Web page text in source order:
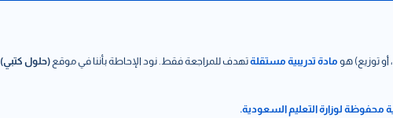
أو توزيع) هو مادة تدريبية مستقلةتهدف للمراجعة فقط. نود الإحاطة بأننا في موقع (حلول كتبي)
محفوظة لوزارة التعليم السعودية.